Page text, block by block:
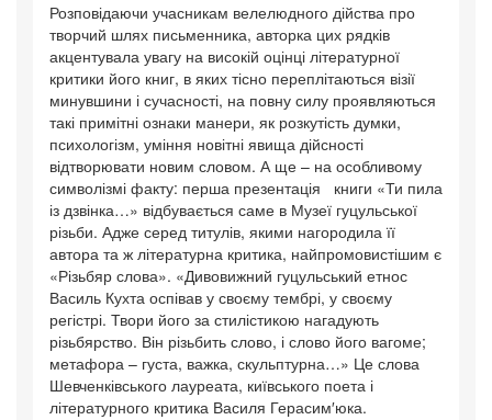
Розповідаючи учасникам велелюдного дійства про
творчий шлях письменника, авторка цих рядків
акцентувала увагу на високій оцінці літературної
критики його книг, в яких тісно переплітаються візії
минувшини і сучасності, на повну силу проявляються
такі примітні ознаки манери, як розкутість думки,
психологізм, уміння новітні явища дійсності
відтворювати новим словом. А ще – на особливому
символізмі факту: перша презентація книги «Ти пила
із дзвінка…» відбувається саме в Музеї гуцульської
різьби. Адже серед титулів, якими нагородила її
автора та ж літературна критика, найпромовистішим є
«Різьбяр слова». «Дивовижний гуцульський етнос
Василь Кухта оспівав у своєму тембрі, у своєму
регістрі. Твори його за стилістикою нагадують
різьбярство. Він різьбить слово, і слово його вагоме;
метафора – густа, важка, скульптурна…» Це слова
Шевченківського лауреата, київського поета і
літературного критика Василя Герасим′юка.